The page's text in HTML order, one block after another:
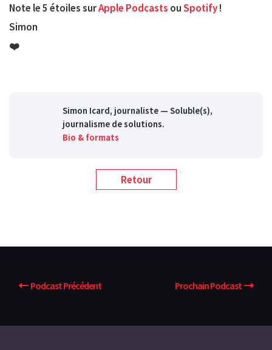
Note le 5 étoiles surApple Podcasts ouSpotify!
Simon
❤️
Simon Icard, journaliste — Soluble(s),
journalisme de solutions.
Bio & formats
Retour
Podcast Précédent Prochain Podcast